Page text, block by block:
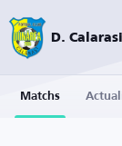
Matchs